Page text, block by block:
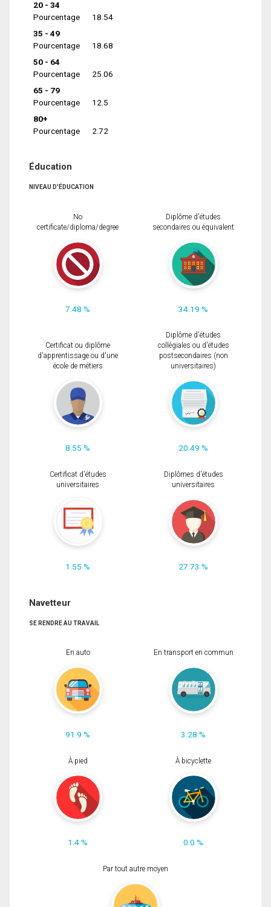
20 - 34
Pourcentage
18.54
35 - 49
Pourcentage
18.68
50 - 64
Pourcentage
25.06
65 - 79
Pourcentage
12.5
80+
Pourcentage
2.72
Éducation
NIVEAU D'ÉDUCATION
No
certificate/diploma/degree
7.48 %
Diplôme d'études
secondaires ou équivalent
34.19 %
Certificat ou diplôme
d'apprentissage ou d'une
école de métiers
8.55 %
Diplôme d'études
collégiales ou d'études
postsecondaires (non
universitaires)
20.49 %
Certificat d'études
universitaires
1.55 %
Diplômes d'études
universitaires
27.73 %
Navetteur
SE RENDRE AU TRAVAIL
En auto
91.9 %
En transport en commun
3.28 %
À pied
1.4 %
À bicyclette
0.0 %
Par tout autre moyen